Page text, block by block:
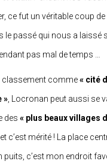
ce fut un véritable coup
le passé qui nous a laissé
pas mal de temps …
classement comme« cité
» , Locronan peut aussi se
des « plus beaux villages
, et c’est mérité ! La place
puits, c’est mon endroit